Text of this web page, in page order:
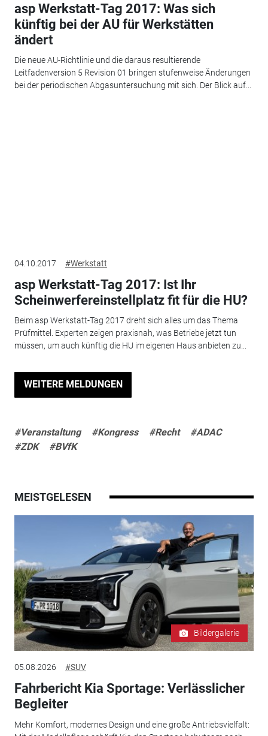
asp Werkstatt-Tag 2017: Was sich
künftig bei der AU für Werkstätten
ändert
Die neue AU-Richtlinie und die daraus resultierende
Leitfadenversion 5 Revision 01 bringen stufenweise Änderungen
bei der periodischen Abgasuntersuchung mit sich. Der Blick auf...
04.10.2017 #Werkstatt
asp Werkstatt-Tag 2017: Ist Ihr
Scheinwerfereinstellplatz fit für die HU?
Beim asp Werkstatt-Tag 2017 dreht sich alles um das Thema
Prüfmittel. Experten zeigen praxisnah, was Betriebe jetzt tun
müssen, um auch künftig die HU im eigenen Haus anbieten zu...
WEITERE MELDUNGEN
#Veranstaltung #Kongress #Recht
#ADAC
#ZDK
#BVfK
MEISTGELESEN
Bildergalerie
05.08.2026 #SUV
Fahrbericht Kia Sportage: Verlässlicher
Begleiter
Mehr Komfort, modernes Design und eine große Antriebsvielfalt: